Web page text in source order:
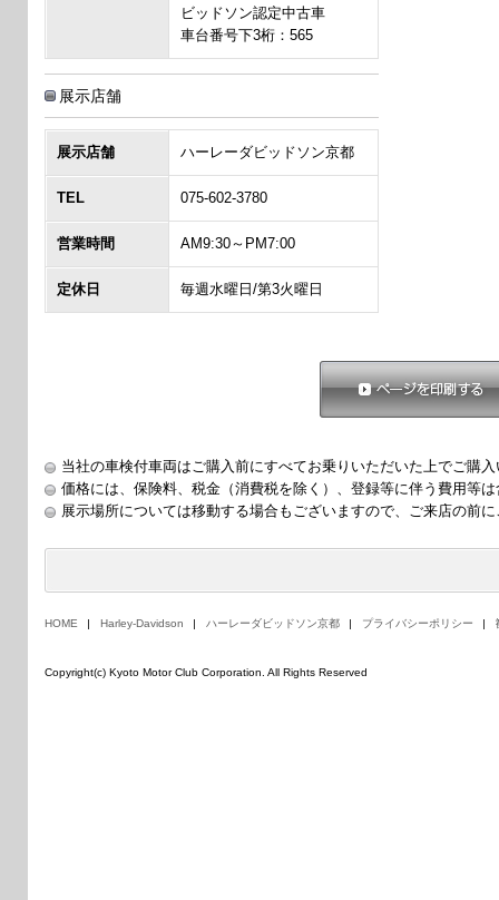
ビッドソン認定中古車
車台番号下3桁：565
展示店舗
展示店舗 ハーレーダビッドソン京都
TEL 075-602-3780
営業時間 AM9:30～PM7:00
定休日 毎週水曜日/第3火曜日
当社の車検付車両はご購入前にすべてお乗りいただいた上でご購
価格には、保険料、税金（消費税を除く）、登録等に伴う費用等
展示場所については移動する場合もございますので、ご来店の前
HOME Harley-Davidson ハーレーダビッドソン京都 プライバシーポリシー
Copyright(c) Kyoto Motor Club Corporation. All Rights Reserved